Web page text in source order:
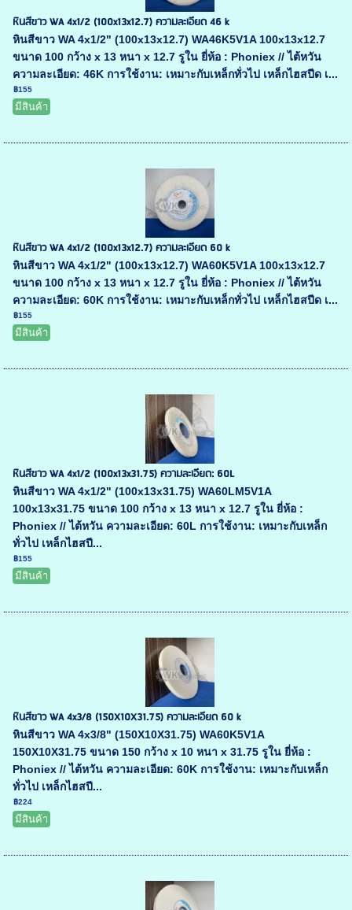
หินสีขาว WA 4x1/2 (100x13x12.7) ความละเอียด 46 k
หินสีขาว WA 4x1/2" (100x13x12.7) WA46K5V1A 100x13x12.7
ขนาด 100 กว้าง x 13 หนา x 12.7 รูใน ยี่ห้อ : Phoniex // ไต้หวัน
ความละเอียด: 46K การใช้งาน: เหมาะกับเหล็กทั่วไป เหล็กไฮสปีด เ...
฿155
มีสินค้า
หินสีขาว WA 4x1/2 (100x13x12.7) ความละเอียด 60 k
หินสีขาว WA 4x1/2" (100x13x12.7) WA60K5V1A 100x13x12.7
ขนาด 100 กว้าง x 13 หนา x 12.7 รูใน ยี่ห้อ : Phoniex // ไต้หวัน
ความละเอียด: 60K การใช้งาน: เหมาะกับเหล็กทั่วไป เหล็กไฮสปีด เ...
฿155
มีสินค้า
หินสีขาว WA 4x1/2 (100x13x31.75) ความละเอียด: 60L
หินสีขาว WA 4x1/2" (100x13x31.75) WA60LM5V1A
100x13x31.75 ขนาด 100 กว้าง x 13 หนา x 12.7 รูใน ยี่ห้อ :
Phoniex // ไต้หวัน ความละเอียด: 60L การใช้งาน: เหมาะกับเหล็ก
ทั่วไป เหล็กไฮสปี...
฿155
มีสินค้า
หินสีขาว WA 4x3/8 (150X10X31.75) ความละเอียด 60 k
หินสีขาว WA 4x3/8" (150X10X31.75) WA60K5V1A
150X10X31.75 ขนาด 150 กว้าง x 10 หนา x 31.75 รูใน ยี่ห้อ :
Phoniex // ไต้หวัน ความละเอียด: 60K การใช้งาน: เหมาะกับเหล็ก
ทั่วไป เหล็กไฮสปี...
฿224
มีสินค้า